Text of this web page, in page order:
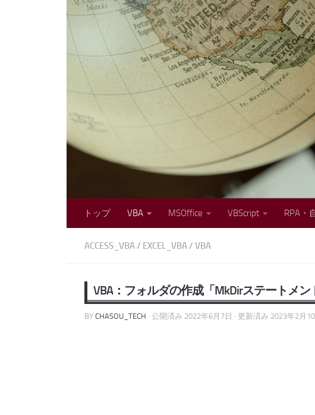
コンテンツへスキップ
トップ VBA MSOffice VBScript RPA・
ACCESS_VBA/ EXCEL_VBA/ VBA
VBA：フォルダの作成「MkDirステートメン
BY CHASOU_TECH · 公開済み 2022年6月7日 · 更新済み 2023年2月